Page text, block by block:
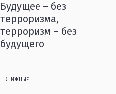
Будущее – без
терроризма,
терроризм – без
будущего
КНИЖНЫЕ